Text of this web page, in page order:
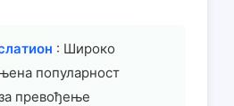
: Широко
популарност
превођење